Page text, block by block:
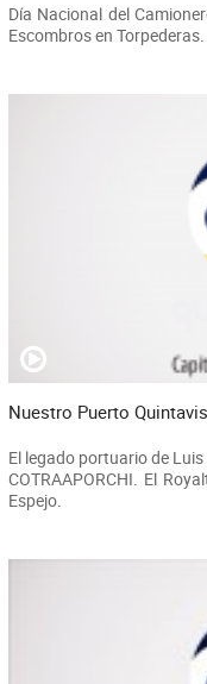
Día Nacional del
Escombros en
Nuestro Puerto
El legado portuario de
COTRAAPORCHI. El
Espejo.